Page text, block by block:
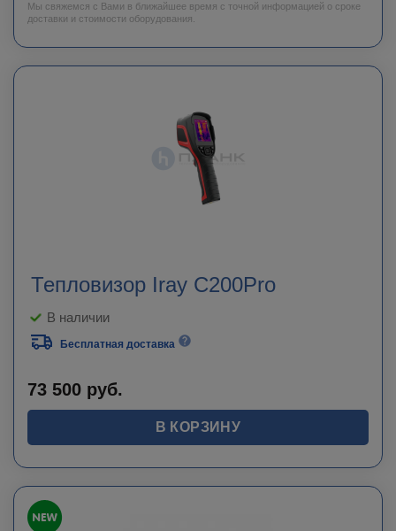
Мы свяжемся с Вами в ближайшее время с точной информацией о сроке
доставки и стоимости оборудования.
Тепловизор Iray C200Pro
В наличии
Бесплатная доставка
73 500 руб.
В КОРЗИНУ